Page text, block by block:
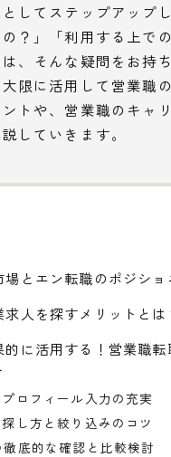
してステップアップ
？」「利用する上で
、そんな疑問をお持
限に活用して営業職
トや、営業職のキャ
していきます。
場とエン転職のポジショ
人を探すメリットとは
に活用する！営業職転
ロフィール入力の充実
し方と絞り込みのコツ
底的な確認と比較検討